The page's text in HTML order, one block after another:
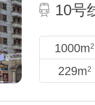
10号
1000m2
229m2